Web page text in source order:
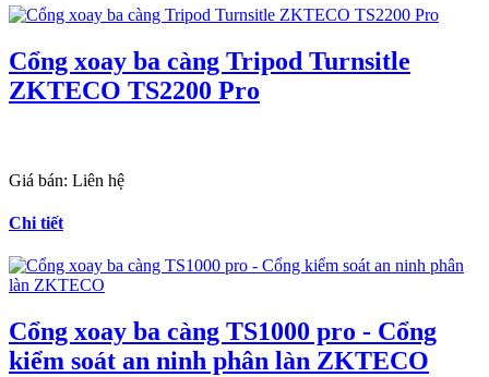
Cổng xoay ba càng Tripod Turnsitle
ZKTECO TS2200 Pro
Giá bán: Liên hệ
Chi tiết
Cổng xoay ba càng TS1000 pro - Cổng
kiểm soát an ninh phân làn ZKTECO